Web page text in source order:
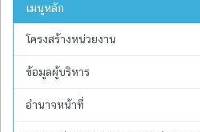
เมนูหลัก
โครงสร้างหน่วยงาน
ข้อมูลผู้บริหาร
อำนาจหน้าที่